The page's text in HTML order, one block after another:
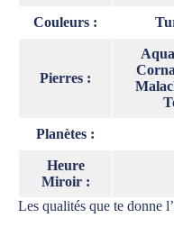
Couleurs :
Pierres :
Planètes :
Heure
Miroir :
Les qualités que te donne